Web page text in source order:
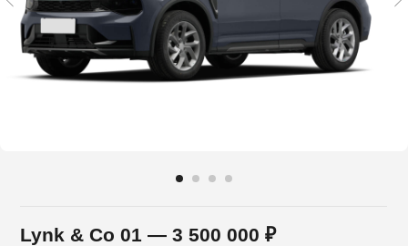
Lynk & Co 01— 3 500 000 ₽